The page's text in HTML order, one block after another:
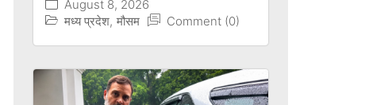
August 8, 2026
मध्य प्रदेश, मौसम Comment (0)